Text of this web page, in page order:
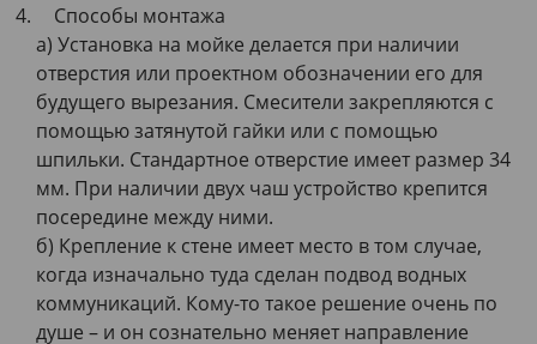
Способы монтажа
а) Установка на мойке делается при наличии
отверстия или проектном обозначении его для
будущего вырезания. Смесители закрепляются с
помощью затянутой гайки или с помощью
шпильки. Стандартное отверстие имеет размер 34
мм. При наличии двух чаш устройство крепится
посередине между ними.
б) Крепление к стене имеет место в том случае,
когда изначально туда сделан подвод водных
коммуникаций. Кому-то такое решение очень по
душе – и он сознательно меняет направление